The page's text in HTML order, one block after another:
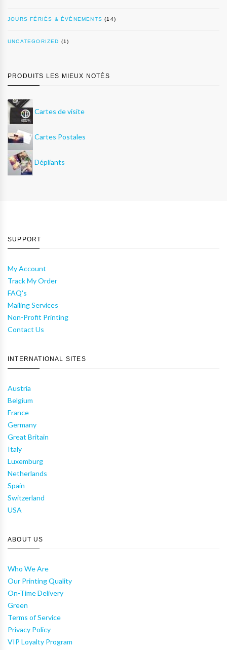
JOURS FÉRIÉS & ÉVÉNEMENTS (14)
UNCATEGORIZED (1)
PRODUITS LES MIEUX NOTÉS
Cartes de visite
Cartes Postales
Dépliants
SUPPORT
My Account
Track My Order
FAQ's
Mailing Services
Non-Profit Printing
Contact Us
INTERNATIONAL SITES
Austria
Belgium
France
Germany
Great Britain
Italy
Luxemburg
Netherlands
Spain
Switzerland
USA
ABOUT US
Who We Are
Our Printing Quality
On-Time Delivery
Green
Terms of Service
Privacy Policy
VIP Loyalty Program